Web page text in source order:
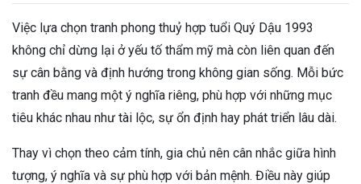
Việc lựa chọn tranh phong thuỷ hợp tuổi Quý Dậu 1993
không chỉ dừng lại ở yếu tố thẩm mỹ mà còn liên quan đến
sự cân bằng và định hướng trong không gian sống. Mỗi bức
tranh đều mang một ý nghĩa riêng, phù hợp với những mục
tiêu khác nhau như tài lộc, sự ổn định hay phát triển lâu dài.
Thay vì chọn theo cảm tính, gia chủ nên cân nhắc giữa hình
tượng, ý nghĩa và sự phù hợp với bản mệnh. Điều này giúp